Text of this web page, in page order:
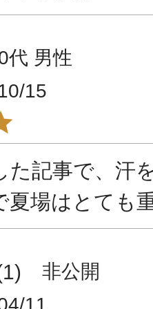
代 男性
15
た記事で、汗
夏場はとても
1
非公開
11